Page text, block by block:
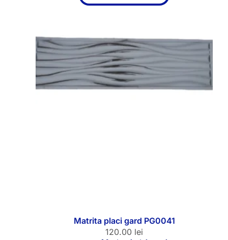
Matrita placi gard PG0041
120.00 lei